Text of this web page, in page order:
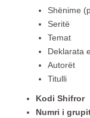
Shënime
Seritë
Temat
Deklarata
Autorët
Titulli
Kodi Shifror
Numri i